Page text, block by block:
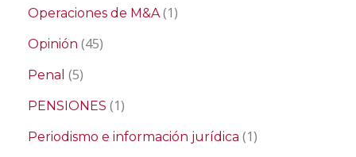
Operaciones de M&A(1)
Opinión (45)
Penal (5)
PENSIONES (1)
Periodismo e información jurídica (1)